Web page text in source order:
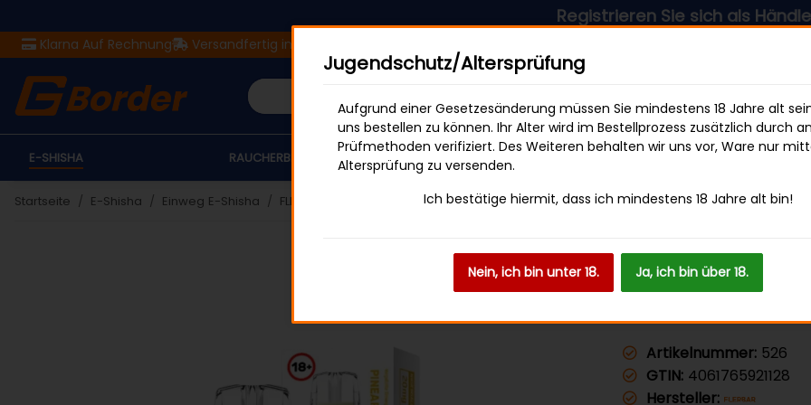
Registrieren Sie sich als Händler &
Klarna Auf Rechnung Versandfertig in 24 Stunden
E-SHISHA RAUCHERBEDARF SWEETS & SNACKS
Startseite E-Shisha Einweg E-Shisha FLERBAR M Flerbar M - Pineapple Ice
Flerbar M
Artikelnummer: 526
GTIN: 4061765921128
Hersteller:
Jugendschutz/Altersprüfung
Aufgrund einer Gesetzesänderung müssen Sie mindestens 18 Jahre alt
uns bestellen zu können. Ihr Alter wird im Bestellprozess zusätzlich durch
Prüfmethoden verifiziert. Des Weiteren behalten wir uns vor, Ware nur
Altersprüfung zu versenden.
Ich bestätige hiermit, dass ich mindestens 18 Jahre alt bin!
Nein, ich bin unter 18. Ja, ich bin über 18.